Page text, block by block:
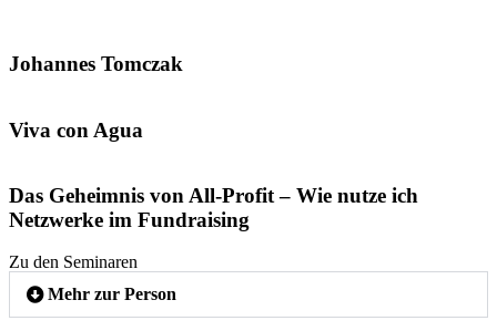
Johannes Tomczak
Viva con Agua
Das Geheimnis von All-Profit – Wie nutze ich
Netzwerke im Fundraising
Zu den Seminaren
Mehr zur Person